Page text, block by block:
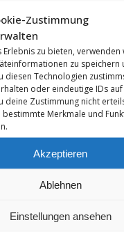
Zustimmung
zu bieten, verwenden
zu
diesen Technologien
oder eindeutige IDs
deine Zustimmung nicht
bestimmte Merkmale und
Akzeptieren
Ablehnen
Einstellungen ansehen
HINZUFÜGEN